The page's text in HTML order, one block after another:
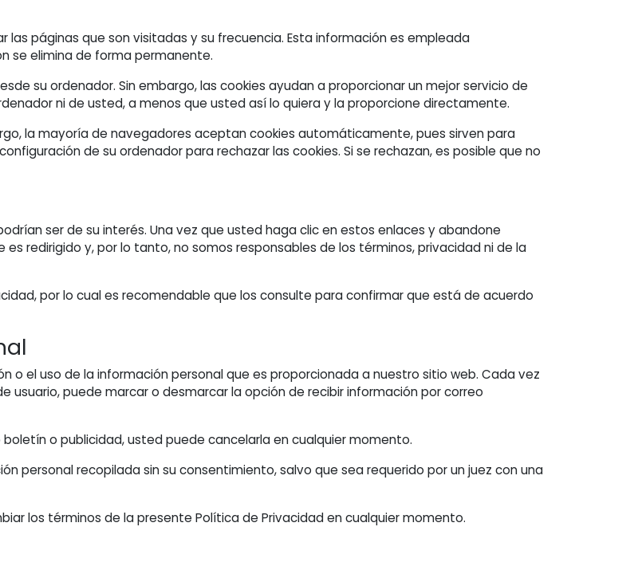
páginas que son visitadas y su frecuencia. Esta información es empleada
se elimina de forma permanente.
su ordenador. Sin embargo, las cookies ayudan a proporcionar un mejor servicio de
ni de usted, a menos que usted así lo quiera y la proporcione directamente.
la mayoría de navegadores aceptan cookies automáticamente, pues sirven para
de su ordenador para rechazar las cookies. Si se rechazan, es posible que no
ser de su interés. Una vez que usted haga clic en estos enlaces y abandone
redirigido y, por lo tanto, no somos responsables de los términos, privacidad ni de la
por lo cual es recomendable que los consulte para confirmar que está de acuerdo
o el uso de la información personal que es proporcionada a nuestro sitio web. Cada vez
usuario, puede marcar o desmarcar la opción de recibir información por correo
o publicidad, usted puede cancelarla en cualquier momento.
personal recopilada sin su consentimiento, salvo que sea requerido por un juez con una
los términos de la presente Política de Privacidad en cualquier momento.